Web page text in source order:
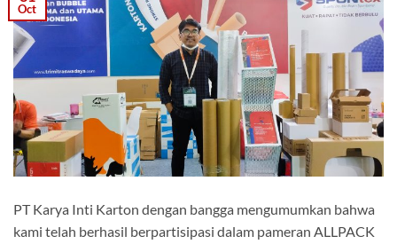
Oct
PT Karya Inti Karton dengan bangga mengumumkan bahwa
kami telah berhasil berpartisipasi dalam pameran ALLPACK